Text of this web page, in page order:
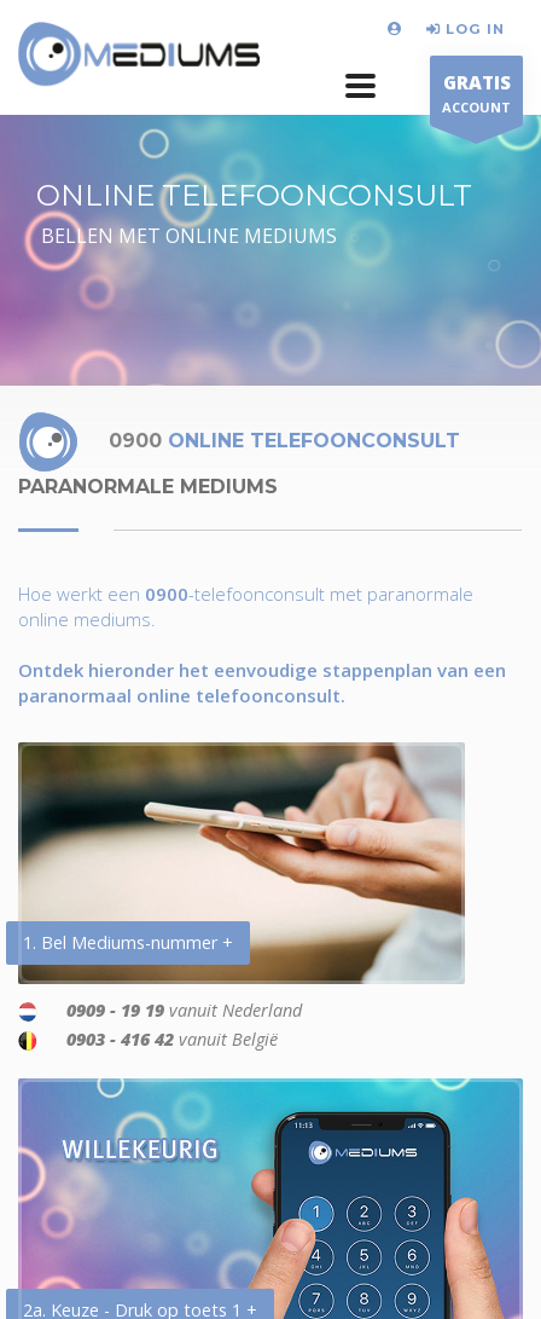
LOG IN
GRATIS
ACCOUNT
ONLINE TELEFOONCONSULT
BELLEN MET ONLINE MEDIUMS
0900 ONLINE TELEFOONCONSULT
PARANORMALE MEDIUMS
Hoe werkt een 0900-telefoonconsult met paranormale
online mediums.
Ontdek hieronder het eenvoudige stappenplan van een
paranormaal online telefoonconsult.
1. Bel Mediums-nummer +
0909 - 19 19 vanuit Nederland
0903 - 416 42 vanuit België
2a. Keuze - Druk op toets 1 +